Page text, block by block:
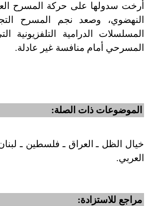
أرخت سدولها على حركة المسرح
النهضوي، وصعد نجم المسرح
المسلسلات الدرامية التلفزيونية
المسرحي أمام منافسة غير عادلة.
الموضوعات ذات الصلة:
خيال الظل ـ العراق ـ فلسطين ـ
العربي.
مراجع للاستزادة: